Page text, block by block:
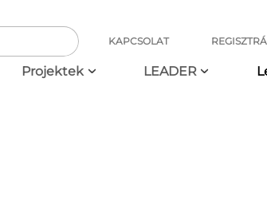
KAPCSOLAT
Projektek LEADER